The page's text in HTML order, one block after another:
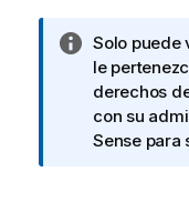
N
o
t
a
i
Solo puede
le
derechos
con su
Sensepara